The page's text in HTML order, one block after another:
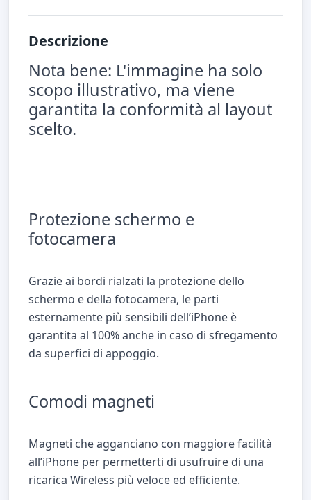
Descrizione
Nota bene: L'immagine ha solo
scopo illustrativo, ma viene
garantita la conformità al layout
scelto.
Protezione schermo e
fotocamera
Grazie ai bordi rialzati la protezione dello
schermo e della fotocamera, le parti
esternamente più sensibili dell’iPhone è
garantita al 100% anche in caso di sfregamento
da superfici di appoggio.
Comodi magneti
Magneti che agganciano con maggiore facilità
all’iPhone per permetterti di usufruire di una
ricarica Wireless più veloce ed efficiente.